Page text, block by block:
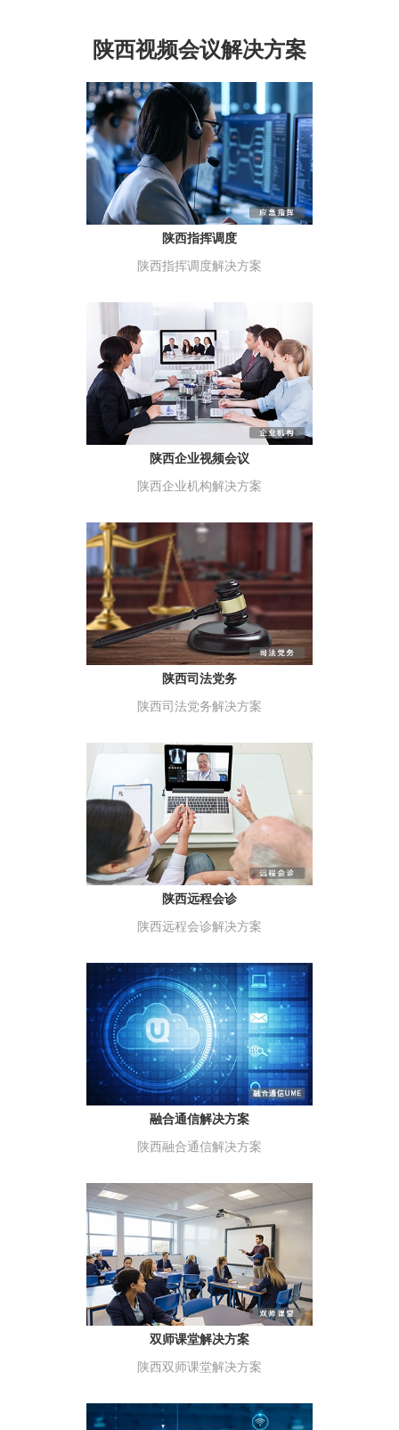
陕西视频会议解决方案
陕西指挥调度
陕西指挥调度解决方案
陕西企业视频会议
陕西企业机构解决方案
陕西司法党务
陕西司法党务解决方案
陕西远程会诊
陕西远程会诊解决方案
融合通信解决方案
陕西融合通信解决方案
双师课堂解决方案
陕西双师课堂解决方案